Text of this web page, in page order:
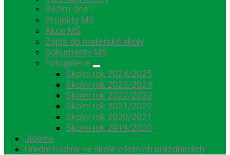
Režim dne
Projekty MŠ
Akce MŠ
Zápis do mateřské školy
Dokumenty MŠ
Fotogalerie
Školní rok 2024/2025
Školní rok 2023/2024
Školní rok 2022/2023
Školní rok 2021/2022
Školní rok 2020/2021
Školní rok 2019/2020
Jídelna
Úřední hodiny ve škole o letních prázdninách